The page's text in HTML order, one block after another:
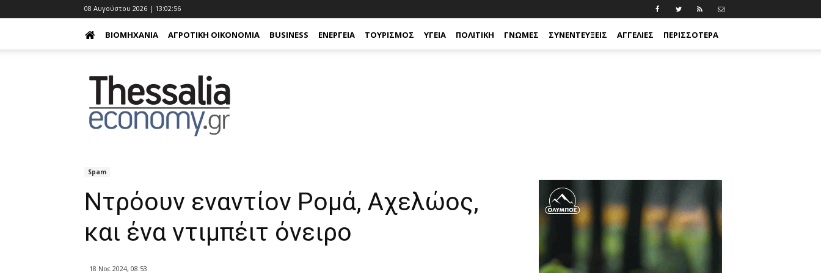
08 Αυγούστου 2026 | 13:02:58
ΒΙΟΜΗΧΑΝΊΑ ΑΓΡΟΤΙΚΉ ΟΙΚΟΝΟΜΊΑ BUSINESS ΕΝΈΡΓΕΙΑ ΤΟΥΡΙΣΜΌΣ ΥΓΕΊΑ ΠΟΛΙΤΙΚΉ ΓΝΏΜΕΣ ΣΥΝΕΝΤΕΎΞΕΙΣ ΑΓΓΕΛΊΕΣ ΠΕΡΙΣΣΟΤΕΡΑ
Spam
Ντρόουν εναντίον Ρομά, Αχελώος,
και ένα ντιμπέιτ όνειρο
18 Νοε 2024, 08:53